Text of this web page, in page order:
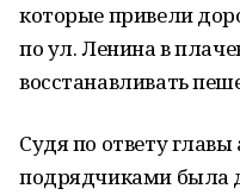
которые привели
по ул. Ленина в
восстанавливать
Судя по ответу
подрядчиками была